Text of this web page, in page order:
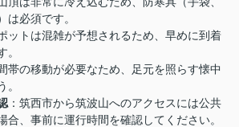
は必須です。
ットは混雑が予想されるため、早めに到着
。
帯の移動が必要なため、足元を照らす懐中
。
：筑西市から筑波山へのアクセスには公共
合、事前に運行時間を確認してください。